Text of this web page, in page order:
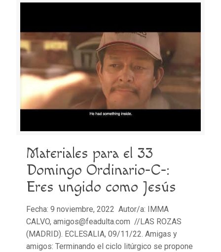
Materiales para el 33
Domingo Ordinario-C-:
Eres ungido como Jesús
Fecha: 9 noviembre, 2022 Autor/a: IMMA
CALVO, amigos@feadulta.com //LAS ROZAS
(MADRID). ECLESALIA, 09/11/22. Amigas y
amigos: Terminando el ciclo litúrgico se propone